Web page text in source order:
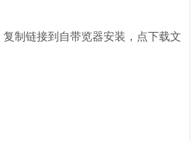
复制链接到自带览器安装，点下载文